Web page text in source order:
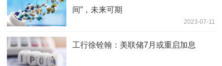
间”，未来可期
2023-07-11
工行徐铨翰：美联储7月或重启加息